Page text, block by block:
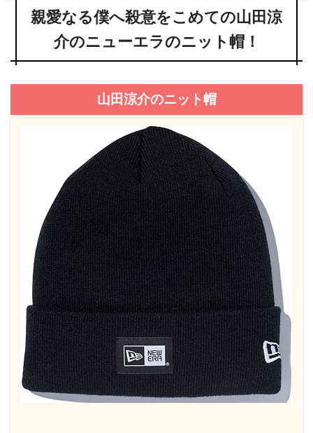
親愛なる僕へ殺意をこめての山田涼
介のニューエラのニット帽！
山田涼介のニット帽